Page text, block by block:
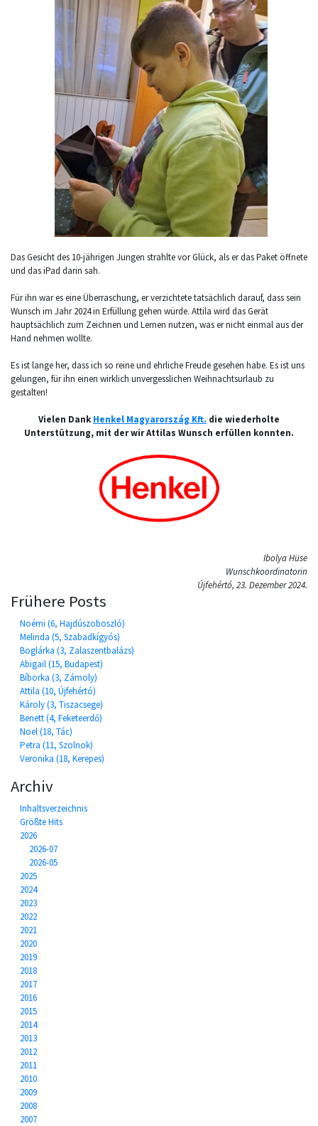
Das Gesicht des 10-jährigen Jungen strahlte vor Glück, als er das Paket öffnete
und das iPad darin sah.
Für ihn war es eine Überraschung, er verzichtete tatsächlich darauf, dass sein
Wunsch im Jahr 2024 in Erfüllung gehen würde. Attila wird das Gerät
hauptsächlich zum Zeichnen und Lernen nutzen, was er nicht einmal aus der
Hand nehmen wollte.
Es ist lange her, dass ich so reine und ehrliche Freude gesehen habe. Es ist uns
gelungen, für ihn einen wirklich unvergesslichen Weihnachtsurlaub zu
gestalten!
Vielen Dank Henkel Magyarország Kft. die wiederholte
Unterstützung, mit der wir Attilas Wunsch erfüllen konnten.
Ibolya Hüse
Wunschkoordinatorin
Újfehértó, 23. Dezember 2024.
Frühere Posts
Noémi (6, Hajdúszoboszló)
Melinda (5, Szabadkígyós)
Boglárka (3, Zalaszentbalázs)
Abigail (15, Budapest)
Bíborka (3, Zámoly)
Attila (10, Újfehértó)
Károly (3, Tiszacsege)
Benett (4, Feketeerdő)
Noel (18, Tác)
Petra (11, Szolnok)
Veronika (18, Kerepes)
Archiv
Inhaltsverzeichnis
Größte Hits
2026
2026-07
2026-05
2025
2024
2023
2022
2021
2020
2019
2018
2017
2016
2015
2014
2013
2012
2011
2010
2009
2008
2007